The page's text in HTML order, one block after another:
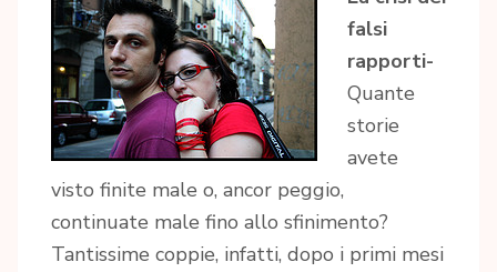
falsi
rapporti-
Quante
storie
avete
visto finite male o, ancor peggio,
continuate male fino allo sfinimento?
Tantissime coppie, infatti, dopo i primi mesi